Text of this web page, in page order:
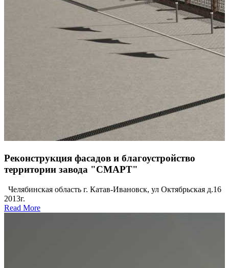
Реконструкция фасадов и благоустройство
территории завода "СМАРТ"
Челябинская область г. Катав-Ивановск, ул Октябрьская д.16
2013г.
Read More